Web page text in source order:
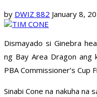
by DWIZ 882 January 8,
Dismayado si Ginebra
ng Bay Area Dragon ang
PBA Commissioner’s Cup
Sinabi Cone na nakuha na